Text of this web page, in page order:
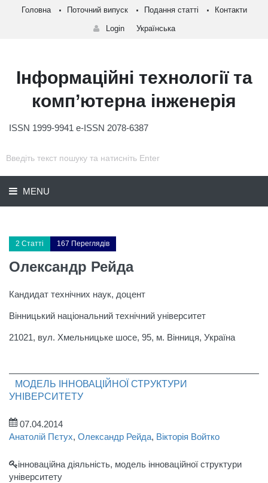
Головна Поточний випуск Подання статті Контакти
Login Українська
Інформаційні технології та
комп’ютерна інженерія
ISSN 1999-9941 e-ISSN 2078-6387
MENU
2 Статті 167 Переглядів
Олександр Рейда
Кандидат технічних наук, доцент
Вінницький національний технічний університет
21021, вул. Хмельницьке шосе, 95, м. Вінниця, Україна
МОДЕЛЬ ІННОВАЦІЙНОЇ СТРУКТУРИ
УНІВЕРСИТЕТУ
07.04.2014
Анатолій Пєтух, Олександр Рейда, Вікторія Войтко
інноваційна діяльність, модель інноваційної структури
університету